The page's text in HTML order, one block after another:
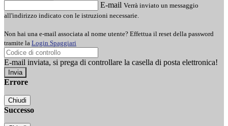
E-mail Verrà inviato un messaggio
all'indirizzo indicato con le istruzioni necessarie.
Non hai una e-mail associata al nome utente? Effettua il reset della password
tramite la Login Spaggiari
E-mail inviata, si prega di controllare la casella di posta elettronica!
Errore
Chiudi
Successo